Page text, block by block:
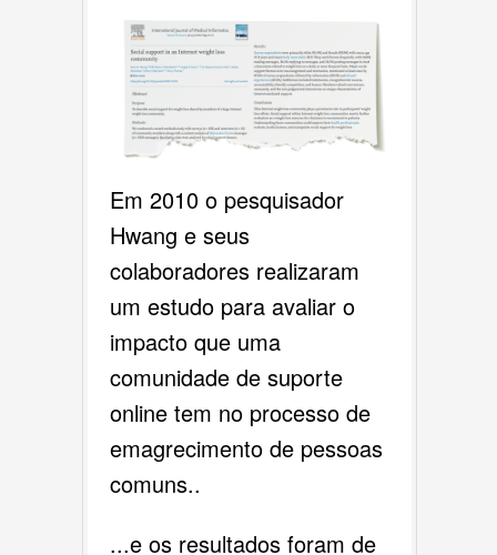
Em 2010 o pesquisador
Hwang e seus
colaboradores realizaram
um estudo para avaliar o
impacto que uma
comunidade de suporte
online tem no processo de
emagrecimento de pessoas
comuns..
...e os resultados foram de